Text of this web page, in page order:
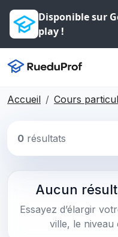
Disponible sur
play !
Accueil Cours
0 résultats
Aucun
Essayez d’élargir
ville, le